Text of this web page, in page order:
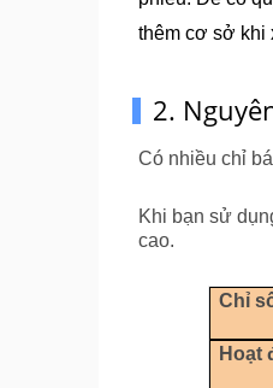
thêm cơ sở khi
2.
Có nhiều chỉ
Khi bạn sử
cao.
Chỉ
Hoạt